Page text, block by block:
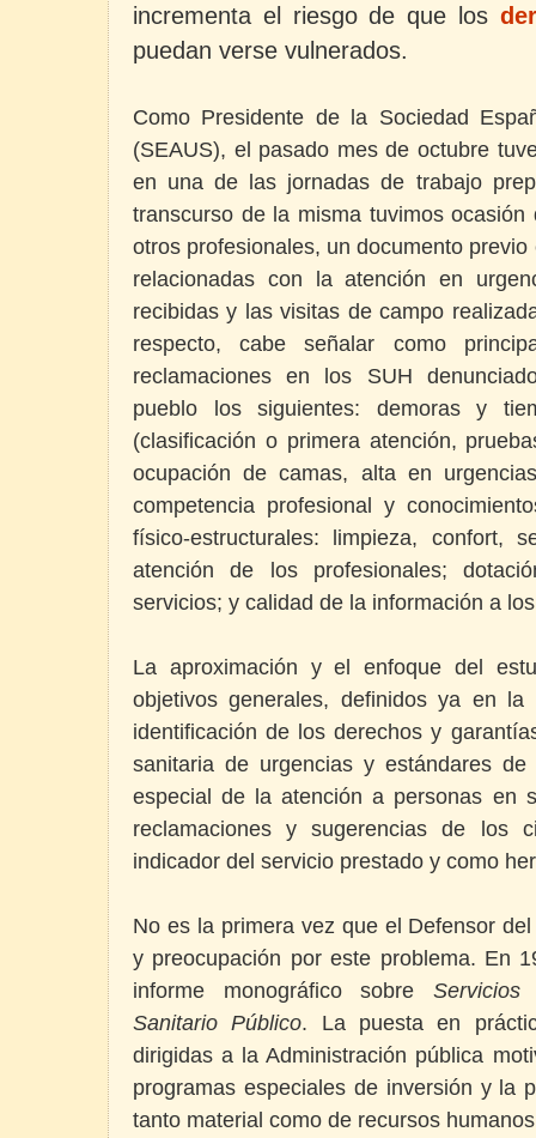
incrementa el riesgo de que los
puedan verse vulnerados.
Como Presidente de la Sociedad
(SEAUS), el pasado mes de octubre
en una de las jornadas de trabajo
transcurso de la misma tuvimos
otros profesionales, un documento
relacionadas con la atención en
recibidas y las visitas de campo
respecto, cabe señalar como
reclamaciones en los SUH
pueblo los siguientes: demoras y
(clasificación o primera atención,
ocupación de camas, alta en
competencia profesional y
físico-estructurales: limpieza, confort,
atención de los profesionales;
servicios; y calidad de la información a
La aproximación y el enfoque del
objetivos generales, definidos ya en
identificación de los derechos y
sanitaria de urgencias y estándares de
especial de la atención a personas en
reclamaciones y sugerencias de los
indicador del servicio prestado y como
No es la primera vez que el Defensor
y preocupación por este problema. En
informe monográfico sobre
Sanitario Público. La puesta en
dirigidas a la Administración pública
programas especiales de inversión y la
tanto material como de recursos